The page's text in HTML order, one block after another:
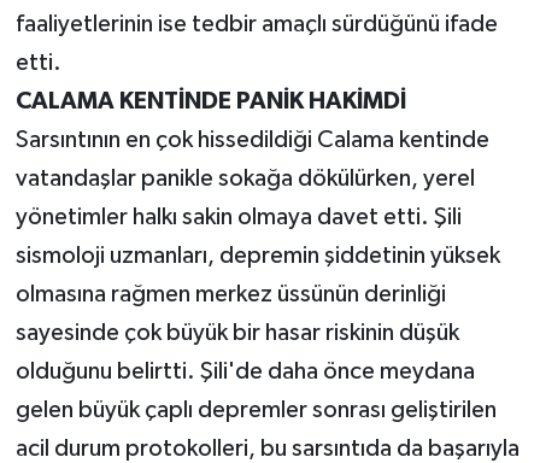
faaliyetlerinin ise tedbir amaçlı sürdüğünü ifade
etti.
CALAMA KENTİNDE PANİK HAKİMDİ
Sarsıntının en çok hissedildiği Calama kentinde
vatandaşlar panikle sokağa dökülürken, yerel
yönetimler halkı sakin olmaya davet etti. Şili
sismoloji uzmanları, depremin şiddetinin yüksek
olmasına rağmen merkez üssünün derinliği
sayesinde çok büyük bir hasar riskinin düşük
olduğunu belirtti. Şili'de daha önce meydana
gelen büyük çaplı depremler sonrası geliştirilen
acil durum protokolleri, bu sarsıntıda da başarıyla